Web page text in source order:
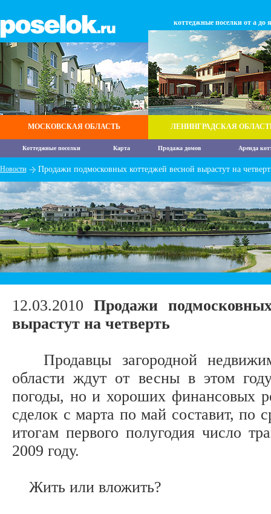
МОСКОВСКАЯ ОБЛАСТЬ
коттеджные поселки от а до я
ЛЕНИНГРАДСКАЯ
Коттеджные поселки Карта Продажа домов Аренда
Новости Продажи подмосковных коттеджей весной вырастут на
12.03.2010 Продажи
вырастут на четверть
Продавцы загородной
области ждут от весны в этом
погоды, но и хороших финансовых
сделок с марта по май составит,
итогам первого полугодия число
2009 году.
Жить или вложить?